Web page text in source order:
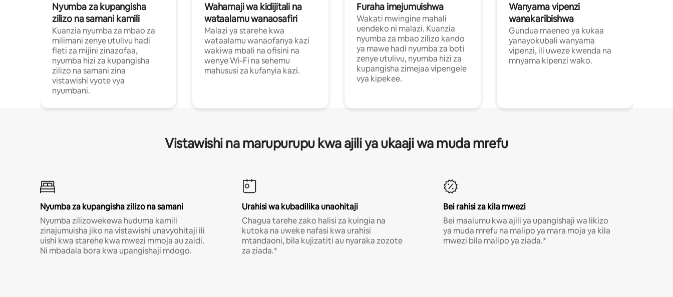
Nyumba za kupangisha
zilizo na samani kamili
Kuanzia nyumba za mbao za
milimani zenye utulivu hadi
fleti za mijini zinazofaa,
nyumba hizi za kupangisha
zilizo na samani zina
vistawishi vyote vya
nyumbani.
Wahamaji wa kidijitali na
wataalamu wanaosafiri
Malazi ya starehe kwa
wataalamu wanaofanya kazi
wakiwa mbali na ofisini na
wenye Wi-Fi na sehemu
mahususi za kufanyia kazi.
Furaha imejumuishwa
Wakati mwingine mahali
uendeko ni malazi. Kuanzia
nyumba za mbao zilizo kando
ya mawe hadi nyumba za boti
zenye utulivu, nyumba hizi za
kupangisha zimejaa vipengele
vya kipekee.
Wanyama vipenzi
wanakaribishwa
Gundua maeneo ya kukaa
yanayokubali wanyama
vipenzi, ili uweze kwenda na
mnyama kipenzi wako.
Vistawishi na marupurupu kwa ajili ya ukaaji wa muda mrefu
Nyumba za kupangisha zilizo na samani
Nyumba zilizowekewa huduma kamili
zinajumuisha jiko na vistawishi unavyohitaji ili
uishi kwa starehe kwa mwezi mmoja au zaidi.
Ni mbadala bora kwa upangishaji mdogo.
Urahisi wa kubadilika unaohitaji
Chagua tarehe zako halisi za kuingia na
kutoka na uweke nafasi kwa urahisi
mtandaoni, bila kujizatiti au nyaraka zozote
za ziada.*
Bei rahisi za kila mwezi
Bei maalumu kwa ajili ya upangishaji wa likizo
ya muda mrefu na malipo ya mara moja ya kila
mwezi bila malipo ya ziada.*